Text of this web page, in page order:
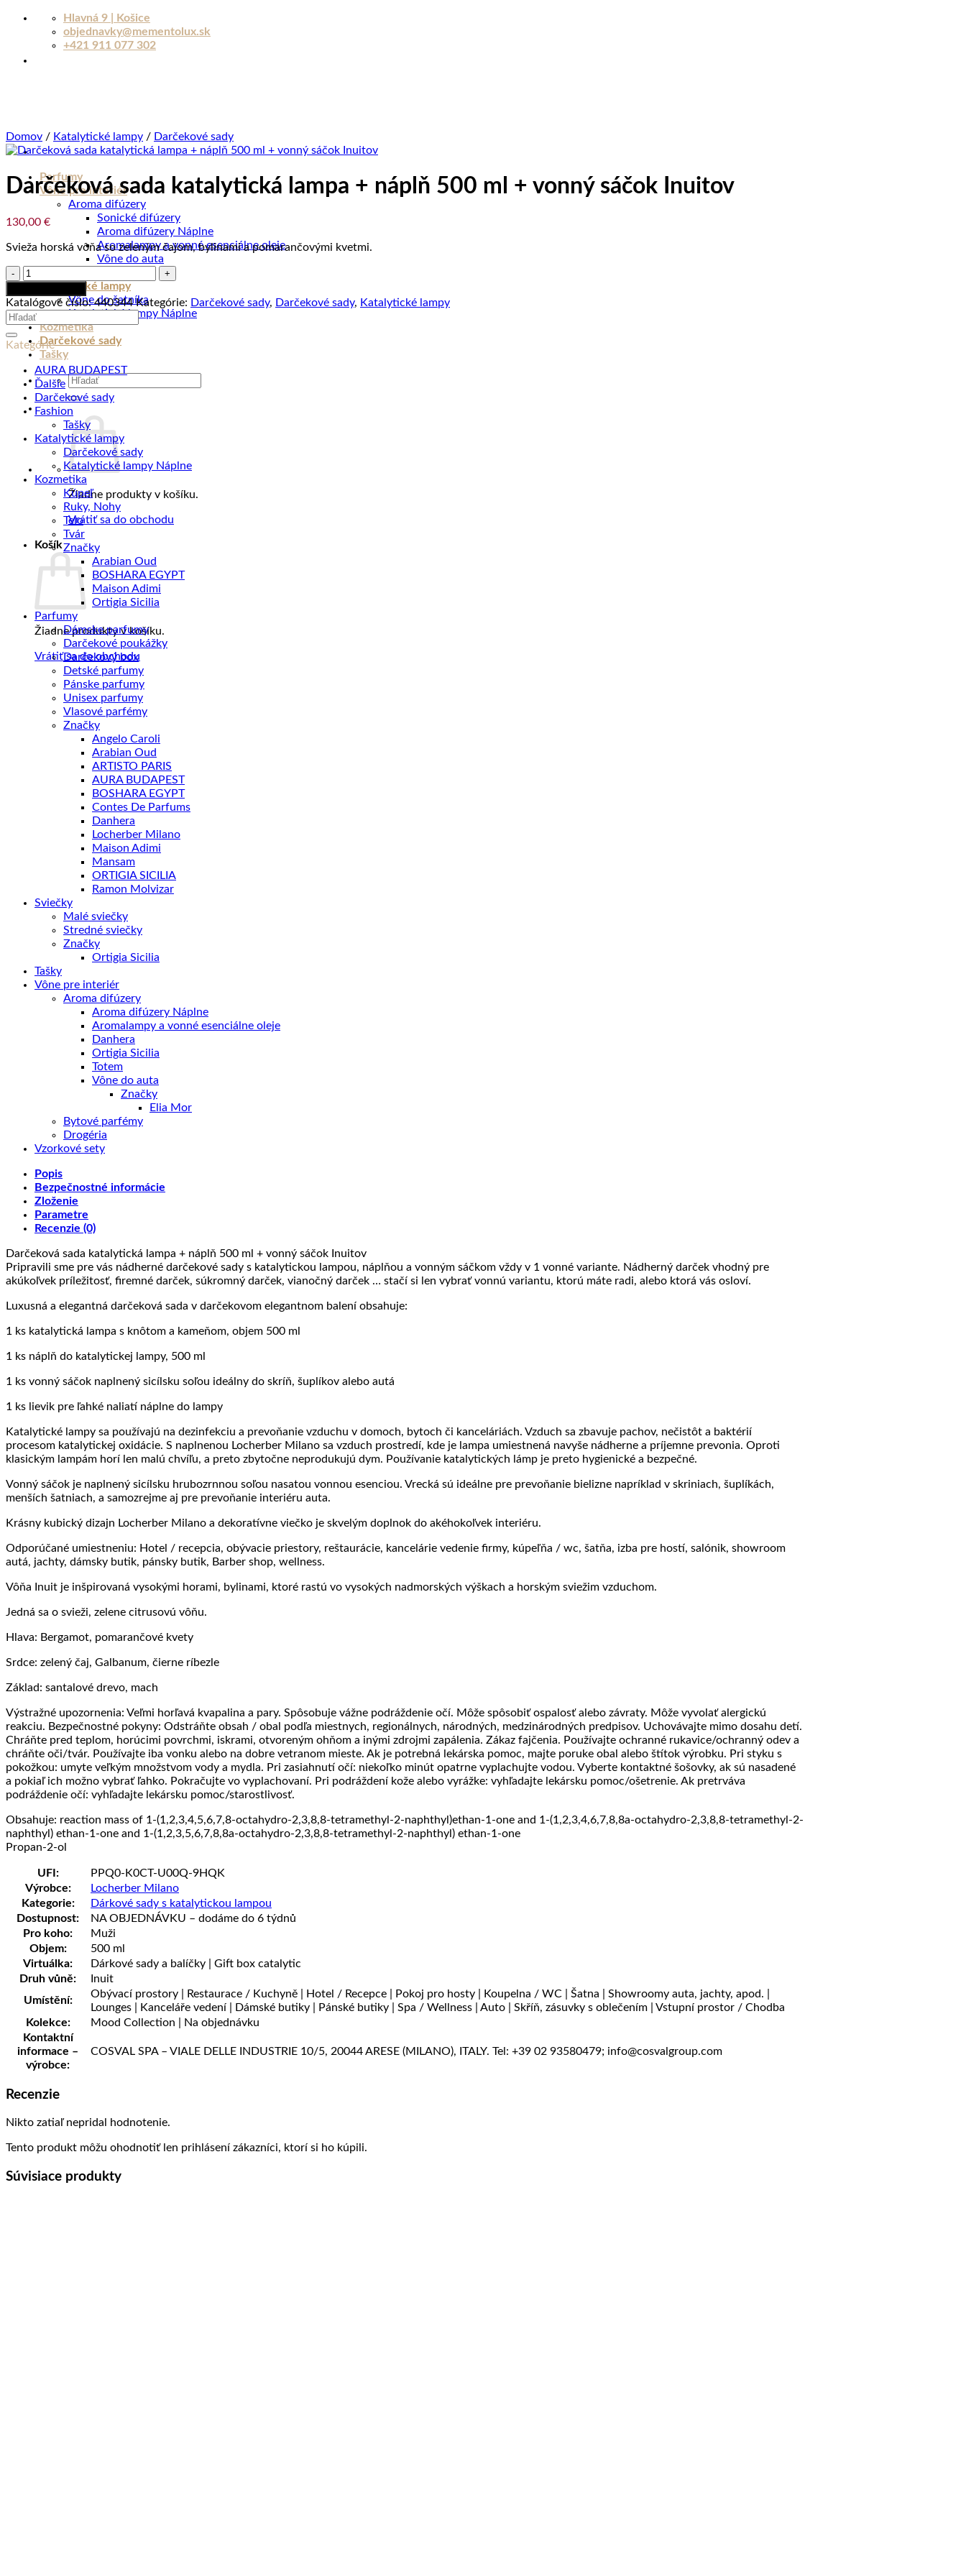
Skip
Hlavná 9 | Košice
objednavky@mementolux.sk
+421 911 077 302
Parfumy
Vône pre interiér
Aroma difúzery
Sonické difúzery
Aroma difúzery Náplne
Aromalampy a vonné esenciálne oleje
Vône do auta
Katalytické lampy
Vône do šatníka
Katalytické lampy Náplne
Kozmetika
Darčekové sady
Tašky
Hľadať:
Žiadne produkty v košíku.
Vrátiť sa do obchodu
Košík
Žiadne produkty v košíku.
Vrátiť sa do obchodu
Domov / Katalytické lampy / Darčekové sady
Darčeková sada katalytická lampa + náplň 500 ml + vonný sáčok Inuitov
130,00 €
Svieža horská vôňa so zeleným čajom, bylinami a pomarančovými kvetmi.
množstvo
Darčeková
sada
katalytická
lampa
náplň
500
ml
+
vonný
Inuitov
Katalógové číslo:440344 Kategórie: Darčekové sady, Darčekové sady, Katalytické lampy
Hľadať:
Kategórie
AURA BUDAPEST
Ďalšie
Darčekové sady
Fashion
Tašky
Katalytické lampy
Darčekové sady
Katalytické lampy Náplne
Kozmetika
Kúpeľ
Ruky, Nohy
Telo
Tvár
Značky
Arabian Oud
BOSHARA EGYPT
Maison Adimi
Ortigia Sicilia
Parfumy
Dámske parfumy
Darčekové poukážky
Darčekový box
Detské parfumy
Pánske parfumy
Unisex parfumy
Vlasové parfémy
Značky
Angelo Caroli
Arabian Oud
ARTISTO PARIS
AURA BUDAPEST
BOSHARA EGYPT
Contes De Parfums
Danhera
Locherber Milano
Maison Adimi
Mansam
ORTIGIA SICILIA
Ramon Molvizar
Sviečky
Malé sviečky
Stredné sviečky
Značky
Ortigia Sicilia
Tašky
Vône pre interiér
Aroma difúzery
Aroma difúzery Náplne
Aromalampy a vonné esenciálne oleje
Danhera
Ortigia Sicilia
Totem
Vône do auta
Značky
Elia Mor
Bytové parfémy
Drogéria
Vzorkové sety
Popis
Bezpečnostné informácie
Zloženie
Parametre
Recenzie (0)
Darčeková sada katalytická lampa + náplň 500 ml + vonný sáčok Inuitov
Pripravili sme pre vás nádherné darčekové sady s katalytickou lampou, náplňou a vonným sáčkom vždy v 1 vonné variante. Nádherný darček vhodný pre
akúkoľvek príležitosť, firemné darček, súkromný darček, vianočný darček … stačí si len vybrať vonnú variantu, ktorú máte radi, alebo ktorá vás osloví.
Luxusná a elegantná darčeková sada v darčekovom elegantnom balení obsahuje:
1 ks katalytická lampa s knôtom a kameňom, objem 500 ml
1 ks náplň do katalytickej lampy, 500 ml
1 ks vonný sáčok naplnený sicílsku soľou ideálny do skríň, šuplíkov alebo autá
1 ks lievik pre ľahké naliatí náplne do lampy
Katalytické lampy sa používajú na dezinfekciu a prevoňanie vzduchu v domoch, bytoch či kanceláriách. Vzduch sa zbavuje pachov, nečistôt a baktérií
procesom katalytickej oxidácie. S naplnenou Locherber Milano sa vzduch prostredí, kde je lampa umiestnená navyše nádherne a príjemne prevonia. Oproti
klasickým lampám horí len malú chvíľu, a preto zbytočne neprodukujú dym. Používanie katalytických lámp je preto hygienické a bezpečné.
Vonný sáčok je naplnený sicílsku hrubozrnnou soľou nasatou vonnou esenciou. Vrecká sú ideálne pre prevoňanie bielizne napríklad v skriniach, šuplíkách,
menších šatniach, a samozrejme aj pre prevoňanie interiéru auta.
Krásny kubický dizajn Locherber Milano a dekoratívne viečko je skvelým doplnok do akéhokoľvek interiéru.
Odporúčané umiestneniu: Hotel / recepcia, obývacie priestory, reštaurácie, kancelárie vedenie firmy, kúpeľňa / wc, šatňa, izba pre hostí, salónik, showroom
autá, jachty, dámsky butik, pánsky butik, Barber shop, wellness.
Vôňa Inuit je inšpirovaná vysokými horami, bylinami, ktoré rastú vo vysokých nadmorských výškach a horským sviežim vzduchom.
Jedná sa o svieži, zelene citrusovú vôňu.
Hlava: Bergamot, pomarančové kvety
Srdce: zelený čaj, Galbanum, čierne ríbezle
Základ: santalové drevo, mach
Výstražné upozornenia: Veľmi horľavá kvapalina a pary. Spôsobuje vážne podráždenie očí. Môže spôsobiť ospalosť alebo závraty. Môže vyvolať alergickú
reakciu. Bezpečnostné pokyny: Odstráňte obsah / obal podľa miestnych, regionálnych, národných, medzinárodných predpisov. Uchovávajte mimo dosahu detí.
Chráňte pred teplom, horúcimi povrchmi, iskrami, otvoreným ohňom a inými zdrojmi zapálenia. Zákaz fajčenia. Používajte ochranné rukavice/ochranný odev a
chráňte oči/tvár. Používajte iba vonku alebo na dobre vetranom mieste. Ak je potrebná lekárska pomoc, majte poruke obal alebo štítok výrobku. Pri styku s
pokožkou: umyte veľkým množstvom vody a mydla. Pri zasiahnutí očí: niekoľko minút opatrne vyplachujte vodou. Vyberte kontaktné šošovky, ak sú nasadené
a pokiaľ ich možno vybrať ľahko. Pokračujte vo vyplachovaní. Pri podráždení kože alebo vyrážke: vyhľadajte lekársku pomoc/ošetrenie. Ak pretrváva
podráždenie očí: vyhľadajte lekársku pomoc/starostlivosť.
Obsahuje: reaction mass of 1-(1,2,3,4,5,6,7,8-octahydro-2,3,8,8-tetramethyl-2-naphthyl)ethan-1-one and 1-(1,2,3,4,6,7,8,8a-octahydro-2,3,8,8-tetramethyl-2-
naphthyl) ethan-1-one and 1-(1,2,3,5,6,7,8,8a-octahydro-2,3,8,8-tetramethyl-2-naphthyl) ethan-1-one
Propan-2-ol
UFI:
PPQ0-K0CT-U00Q-9HQK
Výrobce:
Locherber Milano
Kategorie:
Dárkové sady s katalytickou lampou
Dostupnost:
NA OBJEDNÁVKU – dodáme do 6 týdnů
Pro koho:
Muži
Objem:
500 ml
Virtuálka:
Dárkové sady a balíčky | Gift box catalytic
Druh vůně:
Inuit
Umístění:
Obývací prostory | Restaurace / Kuchyně | Hotel / Recepce | Pokoj pro hosty | Koupelna / WC | Šatna | Showroomy auta, jachty, apod. |
Lounges | Kanceláře vedení | Dámské butiky | Pánské butiky | Spa / Wellness | Auto | Skříň, zásuvky s oblečením | Vstupní prostor / Chodba
Kolekce:
Mood Collection | Na objednávku
Kontaktní
informace –
výrobce:
COSVAL SPA – VIALE DELLE INDUSTRIE 10/5, 20044 ARESE (MILANO), ITALY. Tel: +39 02 93580479; info@cosvalgroup.com
Recenzie
Nikto zatiaľ nepridal hodnotenie.
Tento produkt môžu ohodnotiť len prihlásení zákazníci, ktorí si ho kúpili.
Súvisiace produkty